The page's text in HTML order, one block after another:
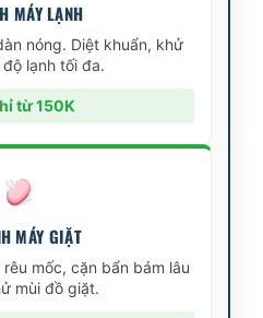
MÁY LẠNH
nóng. Diệt khuẩn, khử
lạnh tối đa.
từ 150K
MÁY GIẶT
mốc, cặn bẩn bám lâu
mùi đồ giặt.